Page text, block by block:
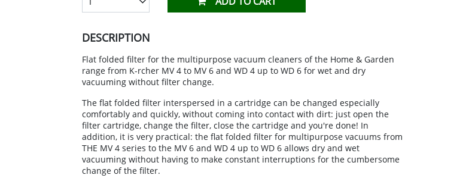
LÁMPARAS Y GUIRNALDAS
MARCOS DE FOTOS
PAPEL ADHESIVO Y DECORATIVO
PERCHEROS Y PARAGÜEROS
PLANTAS ARTIFICIALES
RELOJES
SUJETAPUERTAS Y BURLETES
VELAS Y PORTAVELAS
WORK CLOTHING
INSECTICIDAS, PLAGUICIDAS Y ANTIHIERBAS
IRRIGATION
MACHINERY
SWIMMING POOL
HARDWARE ITEMS
IRONMONGERY AND SAFES
RUEDAS
SISTEMAS DE CONTENCIÓN
TORNILLERÍA Y FIJACIONES
VARIOS FERRETERÍA
HEATERS
RADIADORES
REJILLAS DE VENTILACIÓN
VENTILACIÓN
WATER HEATERS
WOOD AND PELLET STOVES
DISOLVENTES
ESMALTES ACRÍLICOS
ESMALTES ACRÍLICOS DIRECTO ÓXIDO
ESMALTES SINTÉTICOS
IMPRIMACIONES
MASILLAS Y REPARADORES
PINTURA ANTICALÓRICA
PINTURA PAREDES Y TECHOS
DESCRIPTION
Flat folded filter for the multipurpose vacuum cleaners of the Home & Garden
range from K-rcher MV 4 to MV 6 and WD 4 up to WD 6 for wet and dry
vacuuming without filter change.
The flat folded filter interspersed in a cartridge can be changed especially
comfortably and quickly, without coming into contact with dirt: just open the
filter cartridge, change the filter, close the cartridge and you're done! In
addition, it is very practical: the flat folded filter for multipurpose vacuums from
THE MV 4 series to the MV 6 and WD 4 up to WD 6 allows dry and wet
vacuuming without having to make constant interruptions for the cumbersome
change of the filter.